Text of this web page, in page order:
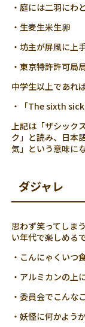
・庭には二羽にわ
・生麦生米生卵
・坊主が屏風に上
・東京特許許可局
中学生以上であれ
・「The sixth sick
上記は「ザシック
ク」と読み、日本
気」という意味に
ダジャレ
思わず笑ってしま
い年代で楽しめる
・こんにゃくいつ
・アルミカンの上
・委員会でこんな
・妖怪に何かよう